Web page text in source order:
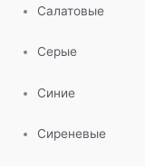
Салатовые
Серые
Синие
Сиреневые